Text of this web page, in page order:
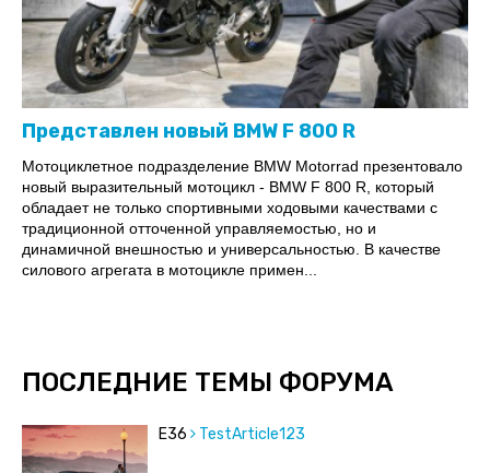
Представлен новый BMW F 800 R
Мотоциклетное подразделение BMW Motorrad презентовало
новый выразительный мотоцикл - BMW F 800 R, который
обладает не только спортивными ходовыми качествами с
традиционной отточенной управляемостью, но и
динамичной внешностью и универсальностью. В качестве
силового агрегата в мотоцикле примен...
ПОСЛЕДНИЕ ТЕМЫ ФОРУМА
E36 TestArticle123